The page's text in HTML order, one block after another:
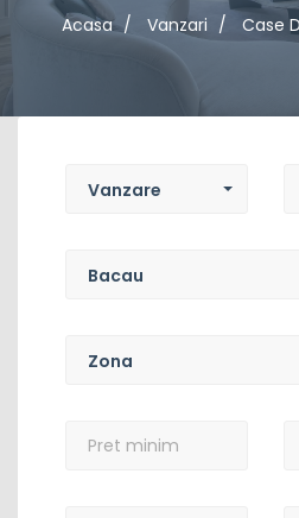
Acasa Vanzari Case
tranzactie
Vanzare
Bacau
Zona
minim